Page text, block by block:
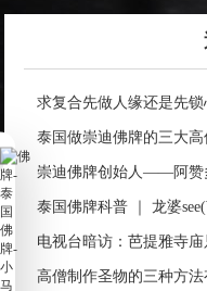
求复合先做人缘还是先
泰国做崇迪佛牌的三大高
崇迪佛牌创始人——阿赞
泰国佛牌科普 ｜ 龙婆
电视台暗访：芭提雅寺
倍！
高僧制作圣物的三种方法